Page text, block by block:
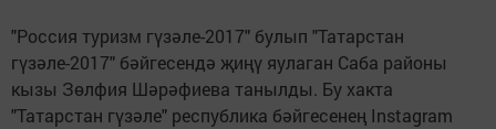
"Россия туризм гүзәле-2017" булып "Татарстан
гүзәле-2017" бәйгесендә җиңү яулаган Саба районы
кызы Зөлфия Шәрәфиева танылды. Бу хакта
"Татарстан гүзәле" республика бәйгесенең Instagram